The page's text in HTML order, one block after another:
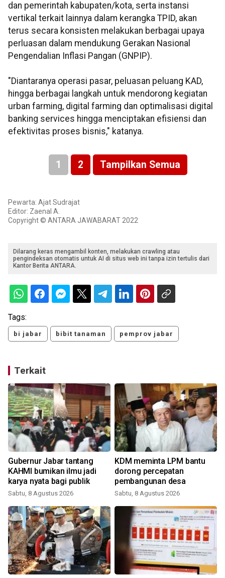
dan pemerintah kabupaten/kota, serta instansi
vertikal terkait lainnya dalam kerangka TPID, akan
terus secara konsisten melakukan berbagai upaya
perluasan dalam mendukung Gerakan Nasional
Pengendalian Inflasi Pangan (GNPIP).
"Diantaranya operasi pasar, peluasan peluang KAD,
hingga berbagai langkah untuk mendorong kegiatan
urban farming, digital farming dan optimalisasi digital
banking services hingga menciptakan efisiensi dan
efektivitas proses bisnis," katanya.
1 2 Tampilkan Semua
Pewarta: Ajat Sudrajat
Editor: Zaenal A.
Copyright © ANTARA JAWABARAT 2022
Dilarang keras mengambil konten, melakukan crawling atau
pengindeksan otomatis untuk AI di situs web ini tanpa izin tertulis dari
Kantor Berita ANTARA.
Tags:
bi jabar bibit tanaman pemprov jabar
Terkait
Gubernur Jabar tantang
KAHMI bumikan ilmu jadi
karya nyata bagi publik
Sabtu, 8 Agustus 2026
KDM meminta LPM bantu
dorong percepatan
pembangunan desa
Sabtu, 8 Agustus 2026